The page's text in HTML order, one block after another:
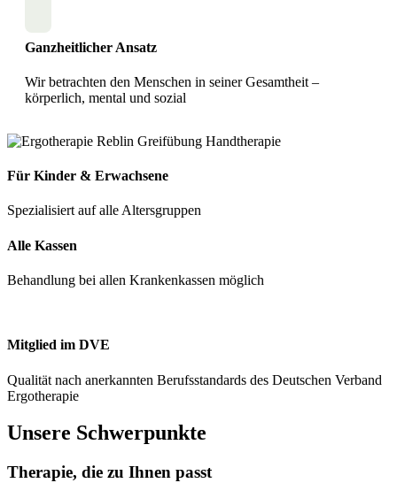
Ganzheitlicher Ansatz
Wir betrachten den Menschen in seiner Gesamtheit –
körperlich, mental und sozial
Für Kinder & Erwachsene
Spezialisiert auf alle Altersgruppen
Alle Kassen
Behandlung bei allen Krankenkassen möglich
Mitglied im DVE
Qualität nach anerkannten Berufsstandards des Deutschen Verband
Ergotherapie
Unsere Schwerpunkte
Therapie, die zu Ihnen passt